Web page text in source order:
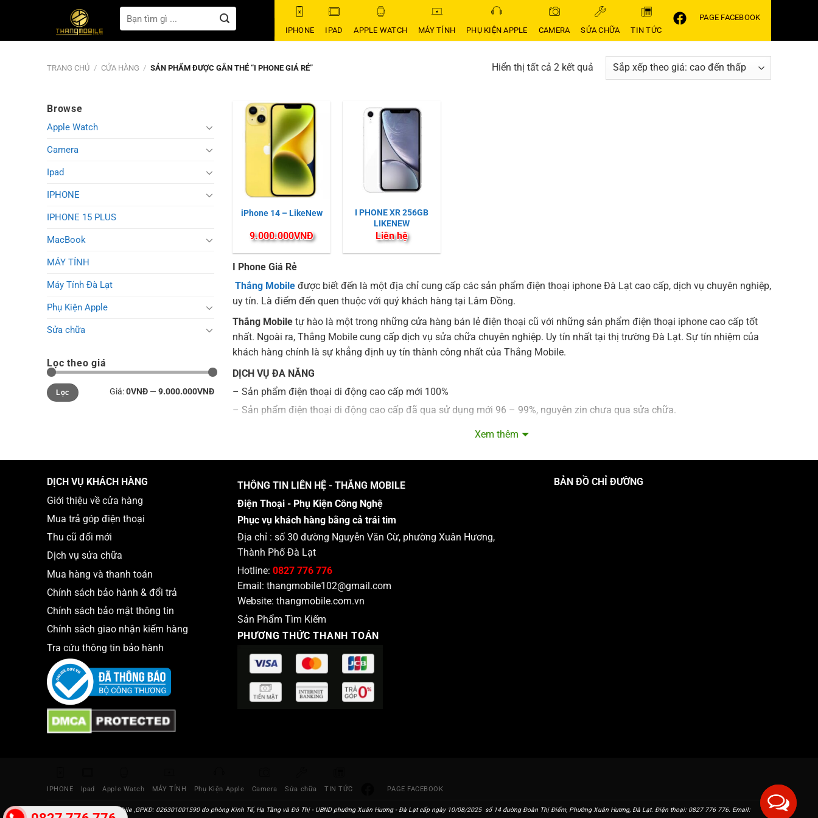
kiếm:
IPHONE IPAD APPLE WATCH MÁY TÍNH PHỤ KIỆN APPLE CAMERA SỬA CHỮA TIN TỨC
PAGE FACEBOOK
TRANG CHỦ / CỬA HÀNG / SẢN PHẨM ĐƯỢC GẮN THẺ “I PHONE GIÁ RẺ” Hiển thị tất cả 2 kết quảĐã
sắp
Browse
Apple Watch
Camera
Ipad
IPHONE
IPHONE 15 PLUS
MacBook
MÁY TÍNH
Máy Tính Đà Lạt
Phụ Kiện Apple
Sửa chữa
Lọc theo giá
Giá
tối
thiểu
Giá
tối
đa
Lọc Giá:0VNĐ —9.000.000VNĐ
iPhone 14 – LikeNew
9.000.000VNĐ
I PHONE XR 256GB
LIKENEW
Liên hệ
I Phone Giá Rẻ
Thắng Mobile được biết đến là một địa chỉ cung cấp các sản phẩm điện thoại iphone Đà Lạt cao cấp, dịch vụ chuyên nghiệp,
uy tín. Là điểm đến quen thuộc với quý khách hàng tại Lâm Đồng.
Thắng Mobile tự hào là một trong những cửa hàng bán lẻ điện thoại cũ với những sản phẩm điện thoại iphone cao cấp tốt
nhất. Ngoài ra, Thắng Mobile cung cấp dịch vụ sửa chữa chuyên nghiệp. Uy tín nhất tại thị trường Đà Lạt. Sự tín nhiệm của
khách hàng chính là sự khẳng định uy tín thành công nhất của Thắng Mobile.
DỊCH VỤ ĐA NĂNG
– Sản phẩm điện thoại di động cao cấp mới 100%
– Sản phẩm điện thoại di động cao cấp đã qua sử dụng mới 96 – 99%, nguyên zin chưa qua sửa chữa.
– Dịch vụ cài đặt nâng cấp phần mềm.
– Sửa chữa, thay thế linh phụ kiện chính hãng.
Hãy trở thành những người tiêu dùng thông minh nhất, sở hữu những chiếc điện thoại mơ ước với giá cả hợp lý nhất tại cửa
hàng chúng tôi.
I Phone giá rẻ – Thắng Mobile uy tín chất lượng gây dựng thương hiệu.
Xem thêm
DỊCH VỤ KHÁCH HÀNG
Giới thiệu về cửa hàng
Mua trả góp điện thoại
Thu cũ đổi mới
Dịch vụ sửa chữa
Mua hàng và thanh toán
Chính sách bảo hành & đổi trả
Chính sách bảo mật thông tin
Chính sách giao nhận kiểm hàng
Tra cứu thông tin bảo hành
THÔNG TIN LIÊN HỆ - THẮNG MOBILE
Điện Thoại - Phụ Kiện Công Nghệ
Phục vụ khách hàng bằng cả trái tim
Địa chỉ : số 30 đường Nguyễn Văn Cừ, phường Xuân Hương,
Thành Phố Đà Lạt
Hotline: 0827 776 776
Email: thangmobile102@gmail.com
Website: thangmobile.com.vn
Sản Phẩm Tìm Kiếm
PHƯƠNG THỨC THANH TOÁN
BẢN ĐỒ CHỈ ĐƯỜNG
IPHONE Ipad Apple Watch MÁY TÍNH Phụ Kiện Apple Camera Sửa chữa TIN TỨC PAGE FACEBOOK
Địa chỉ: Thắng Mobile ,GPKD: 026301001590 do phòng Kinh Tế, Hạ Tầng và Đô Thị - UBND phường Xuân Hương - Đà Lạt cấp ngày 10/08/2025 số 14 đường Đoàn Thị Điểm, Phường Xuân Hương, Đà Lạt. Điện thoại: 0827 776 776. Email: